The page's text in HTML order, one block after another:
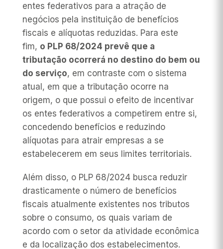
entes federativos para a atração de
negócios pela instituição de benefícios
fiscais e alíquotas reduzidas. Para este
fim, o PLP 68/2024 prevê que a
tributação ocorrerá no destino do bem ou
do serviço, em contraste com o sistema
atual, em que a tributação ocorre na
origem, o que possui o efeito de incentivar
os entes federativos a competirem entre si,
concedendo benefícios e reduzindo
alíquotas para atrair empresas a se
estabelecerem em seus limites territoriais.
Além disso, o PLP 68/2024 busca reduzir
drasticamente o número de benefícios
fiscais atualmente existentes nos tributos
sobre o consumo, os quais variam de
acordo com o setor da atividade econômica
e da localização dos estabelecimentos.